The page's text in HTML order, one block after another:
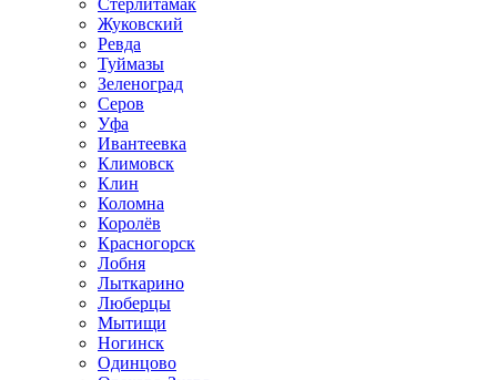
Стерлитамак
Жуковский
Ревда
Туймазы
Зеленоград
Серов
Уфа
Ивантеевка
Климовск
Клин
Коломна
Королёв
Красногорск
Лобня
Лыткарино
Люберцы
Мытищи
Ногинск
Одинцово